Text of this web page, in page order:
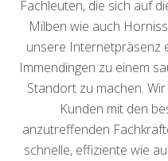
Fachleuten, die sich auf
Milben wie auch
unsere Internetpräsenz
Immendingen zu einem
Standort zu machen.
Kunden mit den
anzutreffenden
schnelle, effiziente wie